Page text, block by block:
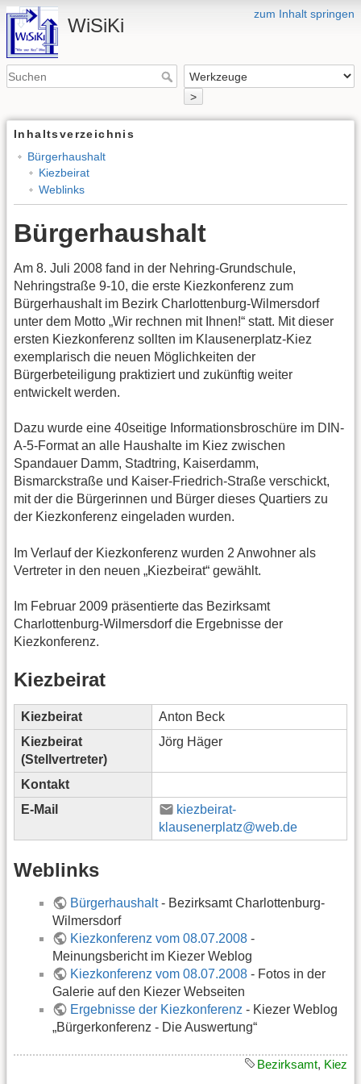
zum Inhalt springen
WiSiKi
>
Inhaltsverzeichnis
Bürgerhaushalt
Kiezbeirat
Weblinks
Bürgerhaushalt
Am 8. Juli 2008 fand in der Nehring-Grundschule,
Nehringstraße 9-10, die erste Kiezkonferenz zum
Bürgerhaushalt im Bezirk Charlottenburg-Wilmersdorf
unter dem Motto „Wir rechnen mit Ihnen!“ statt. Mit dieser
ersten Kiezkonferenz sollten im Klausenerplatz-Kiez
exemplarisch die neuen Möglichkeiten der
Bürgerbeteiligung praktiziert und zukünftig weiter
entwickelt werden.
Dazu wurde eine 40seitige Informationsbroschüre im DIN-
A-5-Format an alle Haushalte im Kiez zwischen
Spandauer Damm, Stadtring, Kaiserdamm,
Bismarckstraße und Kaiser-Friedrich-Straße verschickt,
mit der die Bürgerinnen und Bürger dieses Quartiers zu
der Kiezkonferenz eingeladen wurden.
Im Verlauf der Kiezkonferenz wurden 2 Anwohner als
Vertreter in den neuen „Kiezbeirat“ gewählt.
Im Februar 2009 präsentierte das Bezirksamt
Charlottenburg-Wilmersdorf die Ergebnisse der
Kiezkonferenz.
Kiezbeirat
Kiezbeirat
Anton Beck
Kiezbeirat
(Stellvertreter)
Jörg Häger
Kontakt
E-Mail
kiezbeirat-
klausenerplatz@web.de
Weblinks
Bürgerhaushalt- Bezirksamt Charlottenburg-
Wilmersdorf
Kiezkonferenz vom 08.07.2008 -
Meinungsbericht im Kiezer Weblog
Kiezkonferenz vom 08.07.2008 - Fotos in der
Galerie auf den Kiezer Webseiten
Ergebnisse der Kiezkonferenz - Kiezer Weblog
„Bürgerkonferenz - Die Auswertung“
Bezirksamt, Kiez